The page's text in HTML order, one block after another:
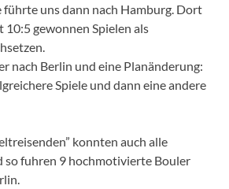
uns dann nach Hamburg. Dort
gewonnen Spielen als
nach Berlin und eine Planänderung:
Spiele und dann eine andere
konnten auch alle
so fuhren 9 hochmotivierte Bouler